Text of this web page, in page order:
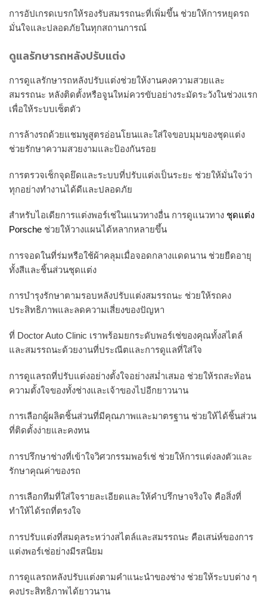
การอัปเกรดเบรกให้รองรับสมรรถนะที่เพิ่มขึ้น ช่วยให้การหยุดรถ
มั่นใจและปลอดภัยในทุกสถานการณ์
ดูแลรักษารถหลังปรับแต่ง
การดูแลรักษารถหลังปรับแต่งช่วยให้งานคงความสวยและ
สมรรถนะ หลังติดตั้งหรือจูนใหม่ควรขับอย่างระมัดระวังในช่วงแรก
เพื่อให้ระบบเซ็ตตัว
การล้างรถด้วยแชมพูสูตรอ่อนโยนและใส่ใจขอบมุมของชุดแต่ง
ช่วยรักษาความสวยงามและป้องกันรอย
การตรวจเช็กจุดยึดและระบบที่ปรับแต่งเป็นระยะ ช่วยให้มั่นใจว่า
ทุกอย่างทำงานได้ดีและปลอดภัย
สำหรับไอเดียการแต่งพอร์เช่ในแนวทางอื่น การดูแนวทาง ชุดแต่ง
Porsche ช่วยให้วางแผนได้หลากหลายขึ้น
การจอดในที่ร่มหรือใช้ผ้าคลุมเมื่อจอดกลางแดดนาน ช่วยยืดอายุ
ทั้งสีและชิ้นส่วนชุดแต่ง
การบำรุงรักษาตามรอบหลังปรับแต่งสมรรถนะ ช่วยให้รถคง
ประสิทธิภาพและลดความเสี่ยงของปัญหา
ที่ Doctor Auto Clinic เราพร้อมยกระดับพอร์เช่ของคุณทั้งสไตล์
และสมรรถนะด้วยงานที่ประณีตและการดูแลที่ใส่ใจ
การดูแลรถที่ปรับแต่งอย่างตั้งใจอย่างสม่ำเสมอ ช่วยให้รถสะท้อน
ความตั้งใจของทั้งช่างและเจ้าของไปอีกยาวนาน
การเลือกผู้ผลิตชิ้นส่วนที่มีคุณภาพและมาตรฐาน ช่วยให้ได้ชิ้นส่วน
ที่ติดตั้งง่ายและคงทน
การปรึกษาช่างที่เข้าใจวิศวกรรมพอร์เช่ ช่วยให้การแต่งลงตัวและ
รักษาคุณค่าของรถ
การเลือกทีมที่ใส่ใจรายละเอียดและให้คำปรึกษาจริงใจ คือสิ่งที่
ทำให้ได้รถที่ตรงใจ
การปรับแต่งที่สมดุลระหว่างสไตล์และสมรรถนะ คือเสน่ห์ของการ
แต่งพอร์เช่อย่างมีรสนิยม
การดูแลรถหลังปรับแต่งตามคำแนะนำของช่าง ช่วยให้ระบบต่าง ๆ
คงประสิทธิภาพได้ยาวนาน